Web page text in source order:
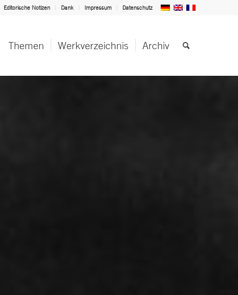
Editorische Notizen Dank Impressum Datenschutz
Themen Werkverzeichnis Archiv